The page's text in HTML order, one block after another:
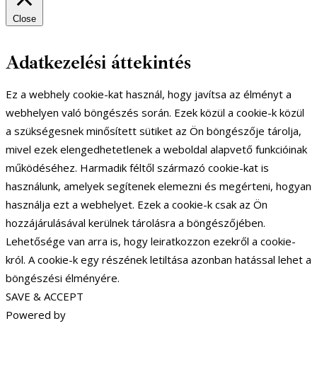
Close
Adatkezelési áttekintés
Ez a webhely cookie-kat használ, hogy javítsa az élményt a
webhelyen való böngészés során. Ezek közül a cookie-k közül
a szükségesnek minősített sütiket az Ön böngészője tárolja,
mivel ezek elengedhetetlenek a weboldal alapvető funkcióinak
működéséhez. Harmadik féltől származó cookie-kat is
használunk, amelyek segítenek elemezni és megérteni, hogyan
használja ezt a webhelyet. Ezek a cookie-k csak az Ön
hozzájárulásával kerülnek tárolásra a böngészőjében.
Lehetősége van arra is, hogy leiratkozzon ezekről a cookie-
król. A cookie-k egy részének letiltása azonban hatással lehet a
böngészési élményére.
SAVE & ACCEPT
Powered by